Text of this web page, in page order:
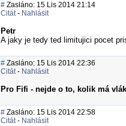
# Zasláno: 15 Lis 2014 21:14
Citát- Nahlásit
Petr
A jaky je tedy ted limitujici pocet
# Zasláno: 15 Lis 2014 22:36
Citát- Nahlásit
Pro Fifi - nejde o to, kolik má
# Zasláno: 15 Lis 2014 22:58
Citát- Nahlásit